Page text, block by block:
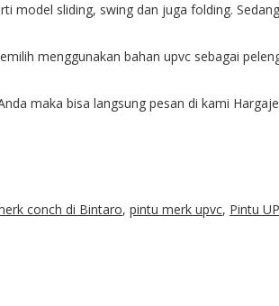
model sliding, swing dan juga folding.
menggunakan bahan upvc sebagai
maka bisa langsung pesan di kami
conch di Bintaro, pintu merk upvc, Pintu